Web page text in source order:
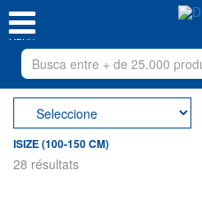
MENU
ISIZE (100-150 CM)
28 résultats